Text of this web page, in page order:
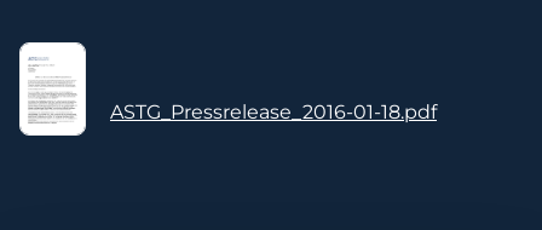
ASTG_Pressrelease_2016-01-18.pdf